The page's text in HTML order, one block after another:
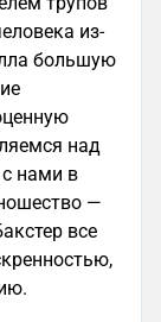
из-
большую
над
нами в
—
все